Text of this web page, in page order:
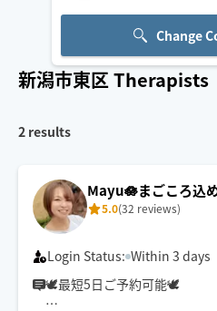
Change
新潟市東区Therapists
2 results
Mayu🪷まごころ込
5.0(32 reviews)
Login Status: Within 3 days
🕊最短5日ご予約可能🕊